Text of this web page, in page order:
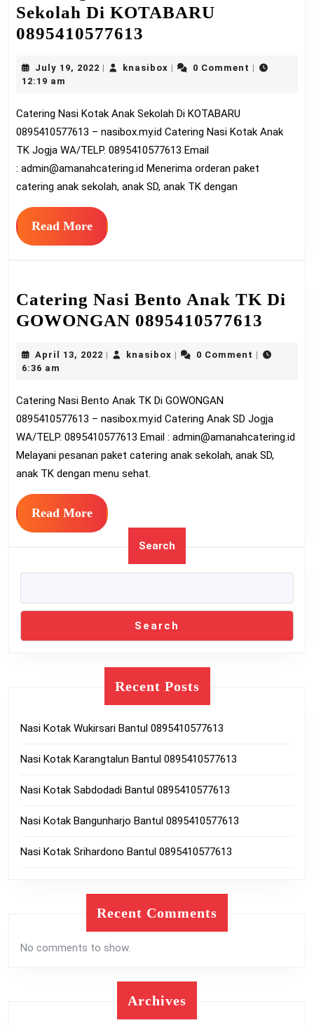
Sekolah Di KOTABARU
0895410577613
Kotak
Sekolah
Di
KOTABARU
0895410577613
July 19, 2022 July
knasiboxknasibox0 Comment
12:19 am
Catering Nasi Kotak Anak Sekolah Di KOTABARU
0895410577613 – nasibox.my.id Catering Nasi Kotak Anak
TK Jogja WA/TELP. 0895410577613 Email
: admin@amanahcatering.id Menerima orderan paket
catering anak sekolah, anak SD, anak TK dengan
Read MoreRead
More
Catering Nasi Bento Anak TK Di
GOWONGAN 0895410577613
Bento
Di
April 13, 2022 Aprilknasiboxknasibox0 Comment
6:36 am
Catering Nasi Bento Anak TK Di GOWONGAN
0895410577613 – nasibox.my.id Catering Anak SD Jogja
WA/TELP. 0895410577613 Email : admin@amanahcatering.id
Melayani pesanan paket catering anak sekolah, anak SD,
anak TK dengan menu sehat.
Read MoreRead
More
Search
Search
Recent Posts
Nasi Kotak Wukirsari Bantul 0895410577613
Nasi Kotak Karangtalun Bantul 0895410577613
Nasi Kotak Sabdodadi Bantul 0895410577613
Nasi Kotak Bangunharjo Bantul 0895410577613
Nasi Kotak Srihardono Bantul 0895410577613
Recent Comments
No comments to show.
Archives